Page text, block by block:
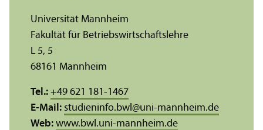
Universität Mannheim
Fakultät für Betriebs­wirtschafts­lehre
L 5, 5
68161 Mannheim
Tel.: +49 621 181-1467
E-Mail: studieninfo.bwl @uni-mannheim.de
Web: www.bwl.uni-mannheim.de